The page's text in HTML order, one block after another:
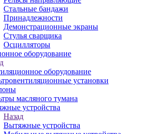
Стальные бандажи
Принадлежности
Демонстрационные экраны
Стулья сварщика
Осцилляторы
оборудование
оборудование
установки
масляного тумана
устройства
Назад
Вытяжные устройства